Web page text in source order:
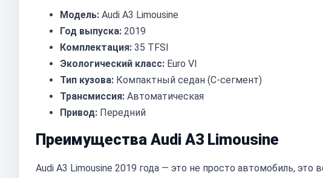
Модель: Audi A3 Limousine
Год выпуска: 2019
Комплектация: 35 TFSI
Экологический класс: Euro VI
Тип кузова: Компактный седан (C-сегмент)
Трансмиссия: Автоматическая
Привод: Передний
Преимущества Audi A3 Limousine
Audi A3 Limousine 2019 года — это не просто автомобиль, это